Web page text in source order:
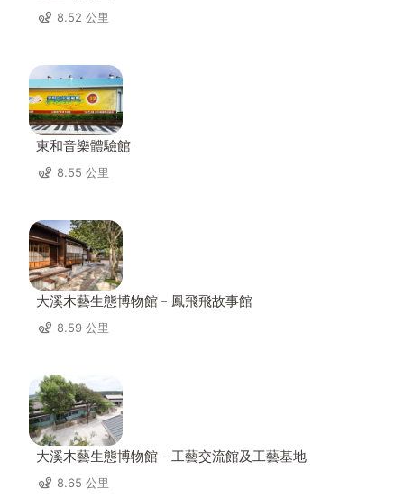
8.52 公里
東和音樂體驗館
8.55 公里
大溪木藝生態博物館﹣鳳飛飛故事館
8.59 公里
大溪木藝生態博物館﹣工藝交流館及工藝基地
8.65 公里